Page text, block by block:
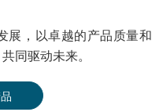
展，以卓越的产品质量和
同驱动未来。